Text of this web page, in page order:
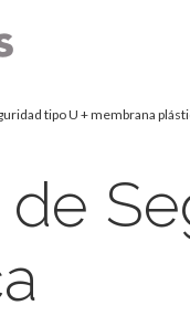
tipo U + membrana
de